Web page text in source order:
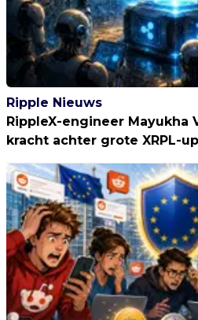
Ripple Nieuws
RippleX-engineer Mayukha
kracht achter grote XRPL-